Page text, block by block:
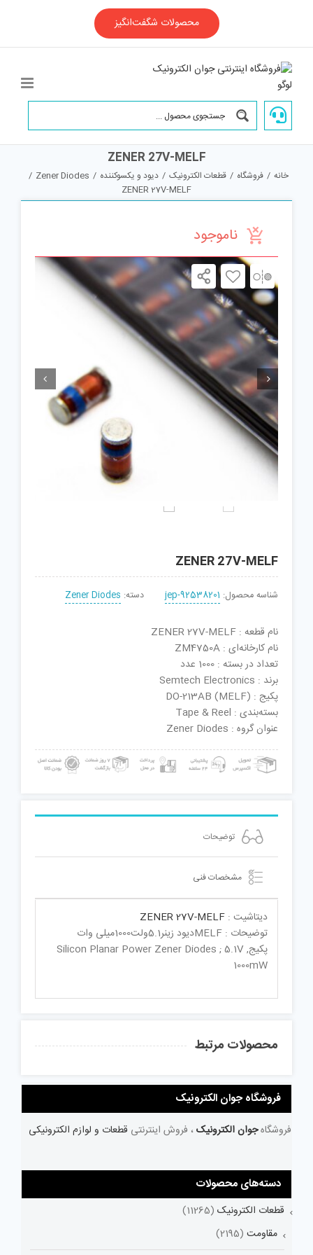
محصولات شگفت‌انگیز
ZENER 27V-MELF
خانه / فروشگاه / قطعات الکترونیک / دیود و یکسوکننده /
Zener Diodes
/
ZENER 27V-MELF
ناموجود
 
ZENER 27V-MELF
شناسه محصول: jep-92538201 دسته: Zener Diodes
نام قطعه : ZENER 27V-MELF
نام کارخانه‌ای : ZM4750A
تعداد در بسته : 1000 عدد
برند : Semtech Electronics
پکیج : DO-213AB (MELF)
بسته‌بندی : Tape & Reel
عنوان گروه : Zener Diodes
توضیحات
مشخصات فنی
دیتاشیت : ZENER 27V-MELF
توضیحات : MELFدیود زینر5.1ولت1000میلی وات
پکیجSilicon Planar Power Zener Diodes ; 5.1V ,
1000mW
محصولات مرتبط
فروشگاه جوان الکترونیک
فروشگاهجوان الکترونیک ، فروش اینترنتی قطعات و لوازم الکترونیکی
دسته‌های محصولات
قطعات الکترونیک (11265)
مقاومت (2195)